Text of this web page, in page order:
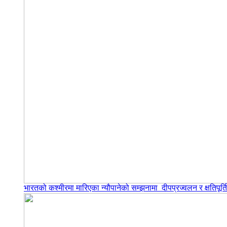
भारतको कश्मीरमा मारिएका न्यौपानेको सम्झनामा दीपप्रज्वलन र